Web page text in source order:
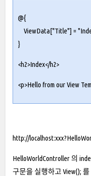
@{
ViewData["Title"] =
}
<h2>Index</h2>
<p>Hello from our View
http://
HelloWorldController 의
구문을 실행하고 View();